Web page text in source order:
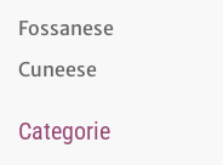
Fossanese
Cuneese
Categorie